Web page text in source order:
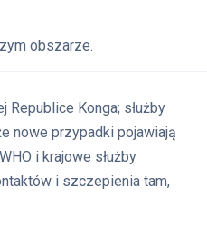
obszarze.
Republice Konga; służby
nowe przypadki pojawiają
i krajowe służby
i szczepienia tam,